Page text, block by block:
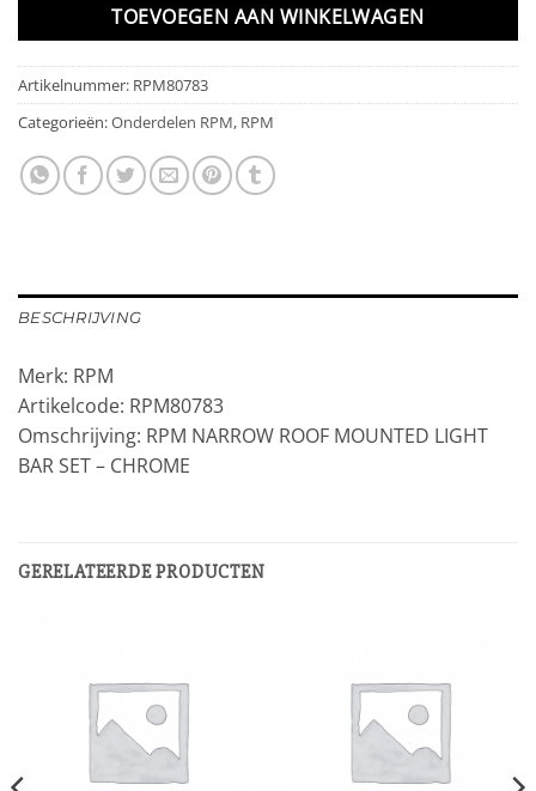
TOEVOEGEN AAN WINKELWAGEN
Artikelnummer: RPM80783
Categorieën:Onderdelen RPM, RPM
BESCHRIJVING
Merk: RPM
Artikelcode: RPM80783
Omschrijving: RPM NARROW ROOF MOUNTED LIGHT
BAR SET – CHROME
GERELATEERDE PRODUCTEN